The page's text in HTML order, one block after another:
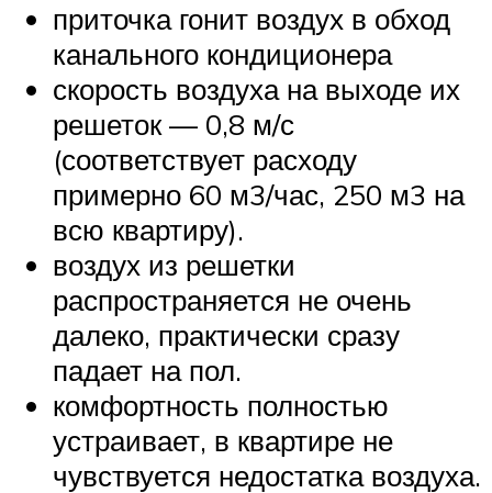
приточка гонит воздух в обход
канального кондиционера
скорость воздуха на выходе их
решеток — 0,8 м/с
(соответствует расходу
примерно 60 м3/час, 250 м3 на
всю квартиру).
воздух из решетки
распространяется не очень
далеко, практически сразу
падает на пол.
комфортность полностью
устраивает, в квартире не
чувствуется недостатка воздуха.